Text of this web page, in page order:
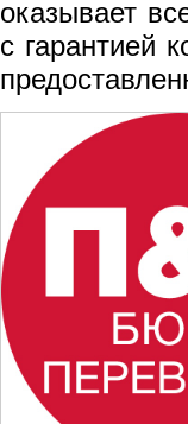
оказывает
с гарантией